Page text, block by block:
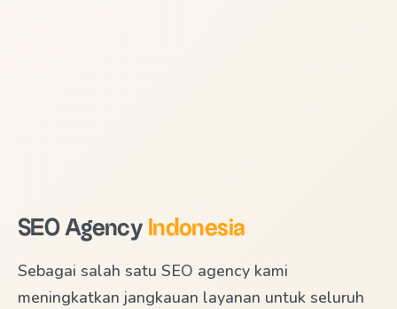
SEO Agency Indonesia
Sebagai salah satu SEO agency kami
meningkatkan jangkauan layanan untuk seluruh